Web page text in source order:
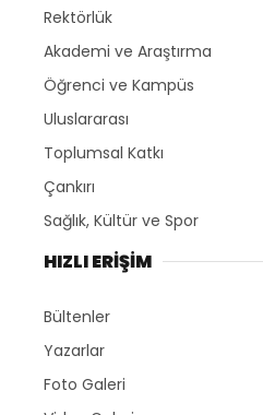
Rektörlük
Akademi ve Araştırma
Öğrenci ve Kampüs
Uluslararası
Toplumsal Katkı
Çankırı
Sağlık, Kültür ve Spor
HIZLI ERİŞİM
Bültenler
Yazarlar
Foto Galeri